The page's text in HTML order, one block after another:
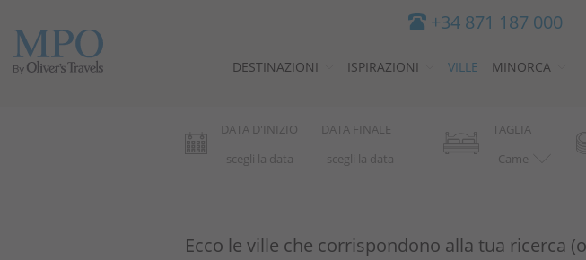
+34 871 187 000
DESTINAZIONI ISPIRAZIONI VILLE MINORCA
DATA D'INIZIO DATA FINALE TAGLIA
Ecco le ville che corrispondono alla tua ricerca